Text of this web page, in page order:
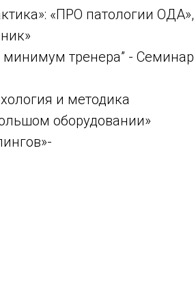
«ПРО патологии ОДА»,
минимум тренера” - Семинар
и методика
оборудовании»